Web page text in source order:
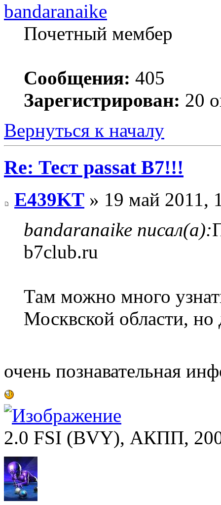
bandaranaike
Почетный мембер
Сообщения: 405
Зарегистрирован: 20
Вернуться к началу
Re: Тест passat B7!!!
E439KT » 19 май 2011,
bandaranaike писал(а):
b7club.ru
Там можно много
Москвской области,
очень познавательная
2.0 FSI (BVY), АКПП,